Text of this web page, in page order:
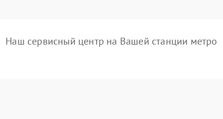
Наш сервисный центр на Вашей станции метро